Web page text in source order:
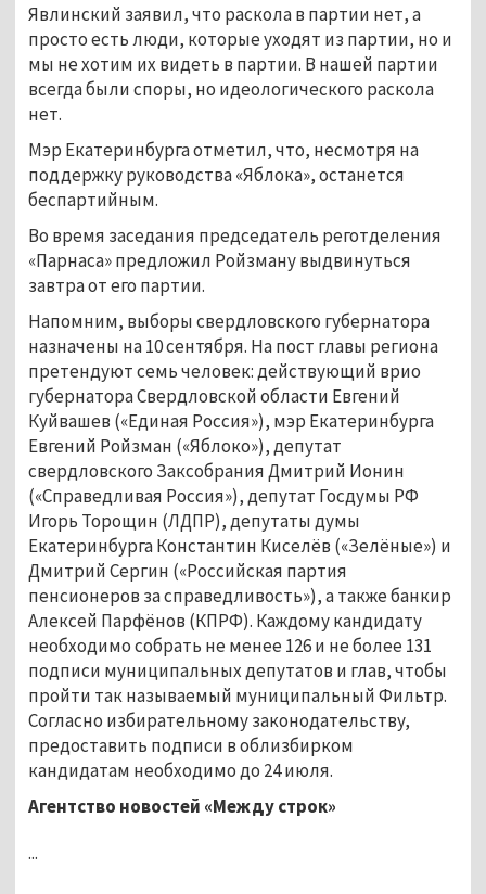
Явлинский заявил, что раскола в партии нет, а
просто есть люди, которые уходят из партии, но и
мы не хотим их видеть в партии. В нашей партии
всегда были споры, но идеологического раскола
нет.
Мэр Екатеринбурга отметил, что, несмотря на
поддержку руководства «Яблока», останется
беспартийным.
Во время заседания председатель реготделения
«Парнаса» предложил Ройзману выдвинуться
завтра от его партии.
Напомним, выборы свердловского губернатора
назначены на 10 сентября. На пост главы региона
претендуют семь человек: действующий врио
губернатора Свердловской области Евгений
Куйвашев («Единая Россия»), мэр Екатеринбурга
Евгений Ройзман («Яблоко»), депутат
свердловского Заксобрания Дмитрий Ионин
(«Справедливая Россия»), депутат Госдумы РФ
Игорь Торощин (ЛДПР), депутаты думы
Екатеринбурга Константин Киселёв («Зелёные») и
Дмитрий Сергин («Российская партия
пенсионеров за справедливость»), а также банкир
Алексей Парфёнов (КПРФ). Каждому кандидату
необходимо собрать не менее 126 и не более 131
подписи муниципальных депутатов и глав, чтобы
пройти так называемый муниципальный Фильтр.
Согласно избирательному законодательству,
предоставить подписи в облизбирком
кандидатам необходимо до 24 июля.
Агентство новостей «Между строк»
...